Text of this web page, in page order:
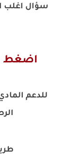
سؤال اغلب
اضغط
للدعم